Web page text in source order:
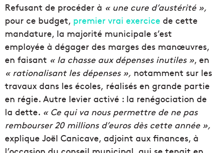
Refusant de procéder à « une cure d’austérité »,
pour ce budget, premier vrai exercice de cette
mandature, la majorité municipale s’est
employée à dégager des marges des manœuvres,
en faisant « la chasse aux dépenses inutiles », en
« rationalisant les dépenses », notamment sur les
travaux dans les écoles, réalisés en grande partie
en régie. Autre levier activé : la renégociation de
la dette. « Ce qui va nous permettre de ne pas
rembourser 20 millions d’euros dès cette année »,
explique Joël Canicave, adjoint aux finances, à